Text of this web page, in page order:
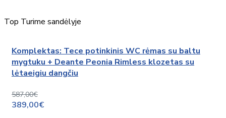
Top Turime sandėlyje
Komplektas: Tece potinkinis WC rėmas su baltu
mygtuku + Deante Peonia Rimless klozetas su
lėtaeigiu dangčiu
587,00€
389,00€